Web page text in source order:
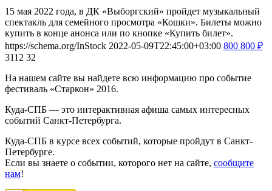
15 мая 2022 года, в ДК «Выборгский» пройдет музыкальный
спектакль для семейного просмотра «Кошки». Билеты можно
купить в конце анонса или по кнопке «Купить билет».
https://schema.org/InStock 2022-05-09T22:45:00+03:00 800 800 ₽
3112 32
На нашем сайте вы найдете всю информацию про событие
фестиваль «Старкон» 2016.
Куда-СПБ — это интерактивная афиша самых интересных
событий Санкт-Петербурга.
Куда-СПБ в курсе всех событий, которые пройдут в Санкт-
Петербурге.
Если вы знаете о событии, которого нет на сайте, сообщите
нам!